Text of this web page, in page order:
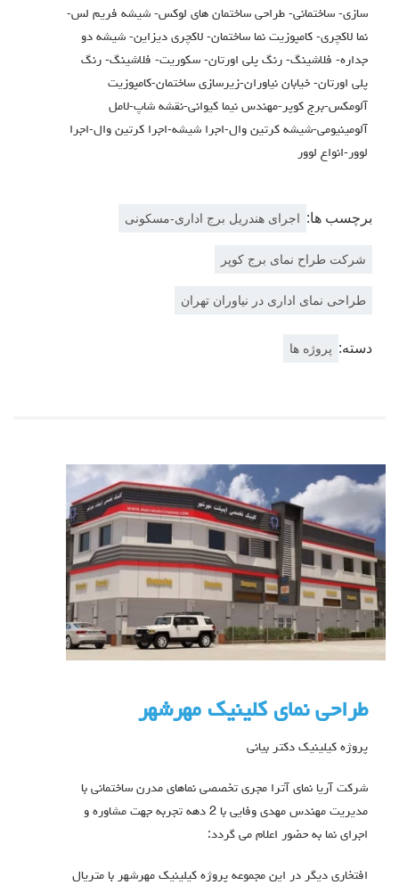
سازی- ساختمانی- طراحی ساختمان های لوکس- شیشه فریم لس-
نما لاکچری- کامپوزیت نما ساختمان- لاکچری دیزاین- شیشه دو
جداره- فلاشینگ- رنگ پلی اورتان- سکوریت- فلاشینگ- رنگ
پلی اورتان- خیابان نیاوران-زیرسازی ساختمان-کامپوزیت
آلومکس-برج کوپر-مهندس نیما کیوانی-نقشه شاپ-لامل
آلومینیومی-شیشه کرتین وال-اجرا شیشه-اجرا کرتین وال-اجرا
لوور-انواع لوور
برچسب ها: اجرای هندریل برج اداری-مسکونی
شرکت طراح نمای برج کوپر
طراحی نمای اداری در نیاوران تهران
دسته: پروژه ها
طراحی نمای کلینیک مهرشهر
پروژه کیلینیک دکتر بیانی
شرکت آریا نمای آترا مجری تخصصی نماهای مدرن ساختمانی با
مدیریت مهندس مهدی وفایی با 2 دهه تجربه جهت مشاوره و
اجرای نما به حضور اعلام می گردد:
افتخاری دیگر در این مجموعه پروژه کیلینیک مهرشهر با متریال